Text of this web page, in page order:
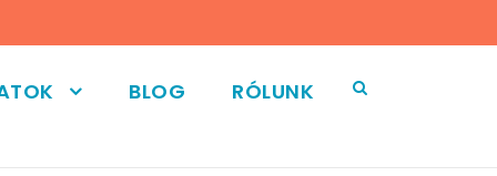
BLOG RÓLUNK